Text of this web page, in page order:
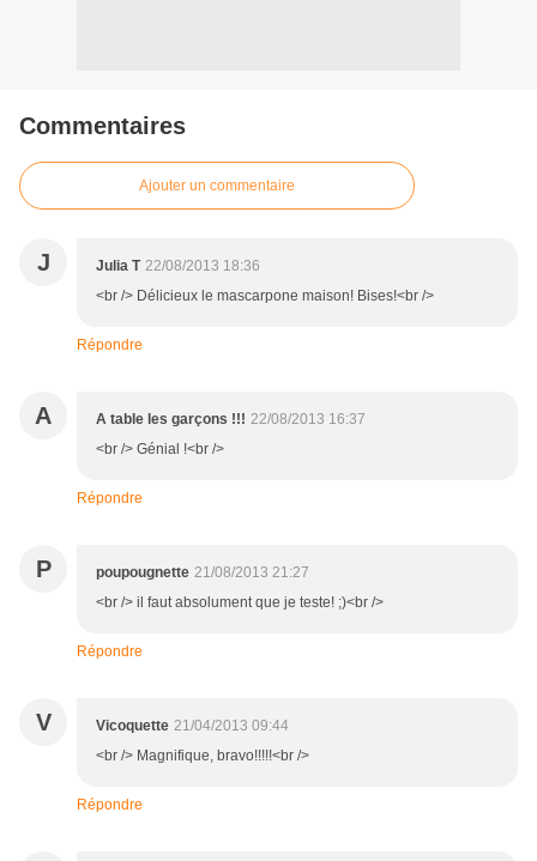
Commentaires
Ajouter un commentaire
J Julia T 22/08/2013 18:36
<br /> Délicieux le mascarpone maison! Bises!<br />
Répondre
A A table les garçons !!! 22/08/2013 16:37
<br /> Génial !<br />
Répondre
P poupougnette 21/08/2013 21:27
<br /> il faut absolument que je teste! ;)<br />
Répondre
V Vicoquette 21/04/2013 09:44
<br /> Magnifique, bravo!!!!!<br />
Répondre